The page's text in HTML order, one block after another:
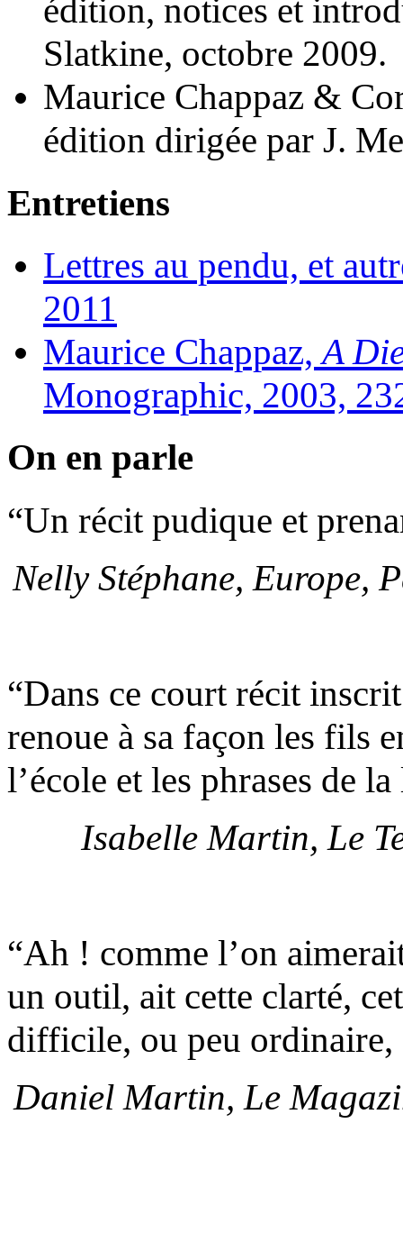
édition, notices et
Slatkine, octobre 2009.
Maurice Chappaz &
édition dirigée par J.
Entretiens
Lettres au pendu, et
2011
Maurice Chappaz,A
Monographic, 2003,
On en parle
“Un récit pudique et
Nelly Stéphane, Europe,
“Dans ce court récit
renoue à sa façon les fils
l’école et les phrases de
Isabelle Martin, Le
“Ah ! comme l’on
un outil, ait cette clarté,
difficile, ou peu
Daniel Martin, Le